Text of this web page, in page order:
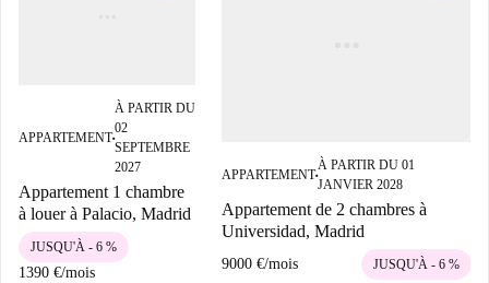
APPARTEMENT■
À PARTIR DU
02
SEPTEMBRE
2027
Appartement 1 chambre
à louer à Palacio, Madrid
1390 €/mois
JUSQU'À - 6 %
APPARTEMENT■
À PARTIR DU 01
JANVIER 2028
Appartement de 2 chambres à
Universidad, Madrid
9000 €/mois JUSQU'À - 6 %